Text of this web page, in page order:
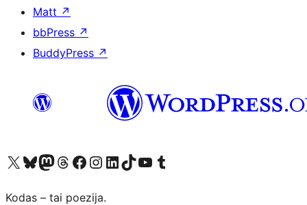
Matt ↗
bbPress ↗
BuddyPress ↗
Visit our X (formerly Twitter) account
Apsilankykite mūsų Bluesky paskyroje
Visit our Mastodon account
Apsilankykite mūsų Threads paskyroje
Visit our Facebook page
Visit our Instagram account
Visit our LinkedIn account
Apsilankykite mūsų TikTok paskyroje
Visit our YouTube channel
Apsilankykite mūsų Tumblr paskyroje
Kodas – tai poezija.